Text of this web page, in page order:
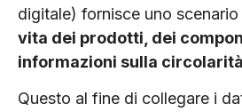
digitale) fornisce uno
vita dei prodotti, dei
informazioni sulla
Questo al fine di collegare i